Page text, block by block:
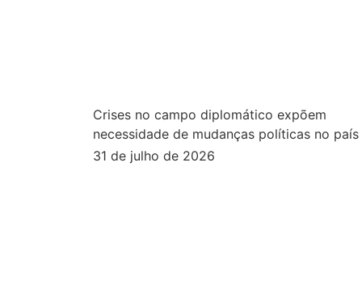
Crises no campo diplomático expõem
necessidade de mudanças políticas no país
31 de julho de 2026